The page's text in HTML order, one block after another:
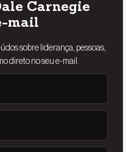
Carnegie
mail
sobre liderança, pessoas,
direto no seu e-mail.